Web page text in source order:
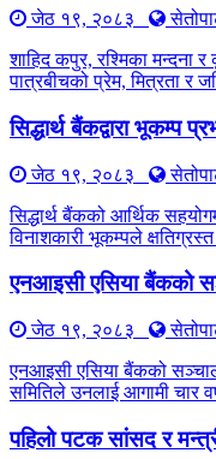
जेठ १९, २०८३
शाहिद कपुर, रश्मिका मन्दना
पात्रबीचको प्रेम, मित्रता
सिद्धार्थ बैंकद्वारा भूकम्प
जेठ १९, २०८३
सिद्धार्थ बैंकको आर्थिक
विनाशकारी भूकम्पले
एनआइसी एसिया बैंकको
जेठ १९, २०८३
एनआइसी एसिया बैंकको
समितिले उनलाई आगामी चार
पहिलो पटक सांसद र